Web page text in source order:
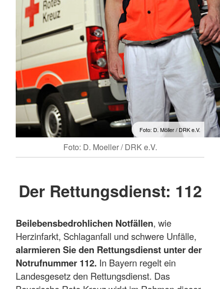
Foto: D. Möller / DRK e.V.
Foto: D. Moeller / DRK e.V.
Der Rettungsdienst: 112
Beilebensbedrohlichen Notfällen, wie
Herzinfarkt, Schlaganfall und schwere Unfälle,
alarmieren Sie den Rettungsdienst unter der
Notrufnummer 112. In Bayern regelt ein
Landesgesetz den Rettungsdienst. Das